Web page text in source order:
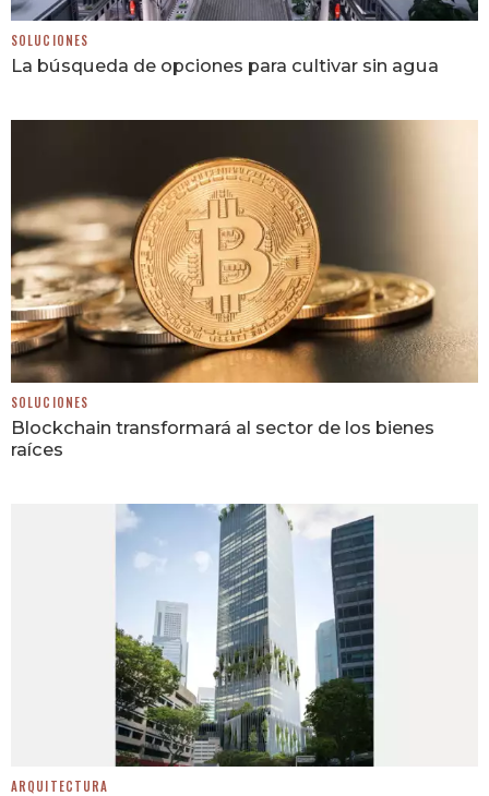
SOLUCIONES
La búsqueda de opciones para cultivar sin agua
SOLUCIONES
Blockchain transformará al sector de los bienes
raíces
ARQUITECTURA